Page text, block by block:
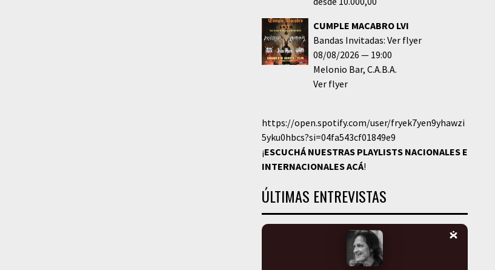
CUMPLE MACABRO LVI
Bandas Invitadas: Ver flyer
08/08/2026
19:00
Melonio Bar C.A.B.A.
Ver flyer
https://open.spotify.com/user/fryek7yen9yhawzi
5yku0hbcs?si=04fa543cf01849e9
¡ESCUCHÁ NUESTRAS PLAYLISTS NACIONALES E
INTERNACIONALESACÁ!
ÚLTIMAS ENTREVISTAS